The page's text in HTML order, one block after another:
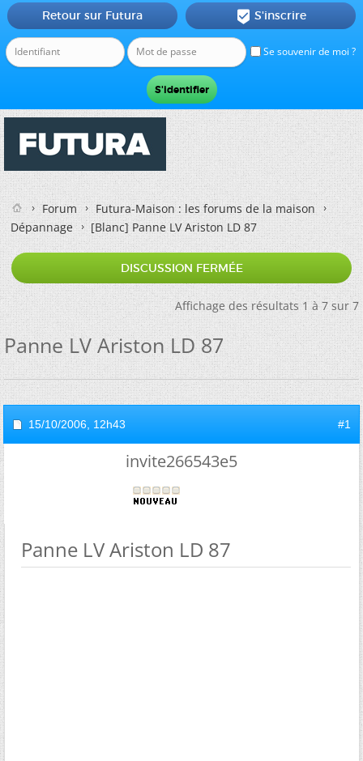
Se souvenir de moi ?
Retour sur Futura  S'inscrire
Forum
Futura-Maison : les forums de la maison
Dépannage
[Blanc]Panne LV Ariston LD 87
DISCUSSION FERMÉE
Affichage des résultats 1 à 7 sur 7
Panne LV Ariston LD 87
15/10/2006, 12h43 #1
invite266543e5
Panne LV Ariston LD 87